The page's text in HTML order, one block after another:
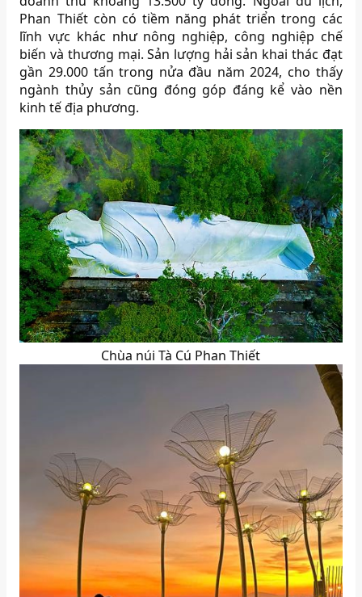
Phan Thiết còn có tiềm năng phát triển trong các
lĩnh vực khác như nông nghiệp, công nghiệp chế
biến và thương mại. Sản lượng hải sản khai thác đạt
gần 29.000 tấn trong nửa đầu năm 2024, cho thấy
ngành thủy sản cũng đóng góp đáng kể vào nền
kinh tế địa phương.
Chùa núi Tà Cú Phan Thiết